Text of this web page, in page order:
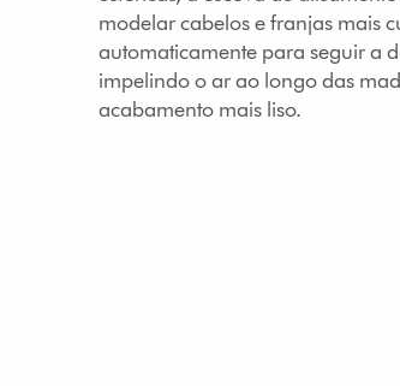
modelar cabelos e franjas mais
automaticamente para seguir a
impelindo o ar ao longo das
acabamento mais liso.